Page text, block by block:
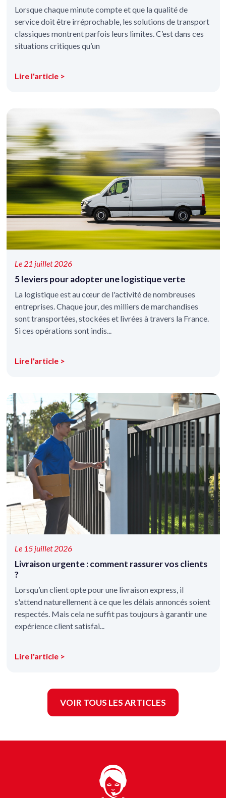
Lorsque chaque minute compte et que la qualité de
service doit être irréprochable, les solutions de transport
classiques montrent parfois leurs limites. C’est dans ces
situations critiques qu’un
Lire l'article >
Le 21 juillet 2026
5 leviers pour adopter une logistique verte
La logistique est au cœur de l'activité de nombreuses
entreprises. Chaque jour, des milliers de marchandises
sont transportées, stockées et livrées à travers la France.
Si ces opérations sont indis...
Lire l'article >
Le 15 juillet 2026
Livraison urgente : comment rassurer vos clients
?
Lorsqu’un client opte pour une livraison express, il
s'attend naturellement à ce que les délais annoncés soient
respectés. Mais cela ne suffit pas toujours à garantir une
expérience client satisfai...
Lire l'article >
VOIR TOUS LES ARTICLES